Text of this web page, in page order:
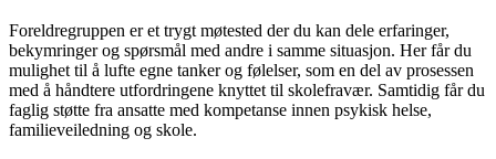
Foreldregruppen er et trygt møtested der du kan dele erfaringer,
bekymringer og spørsmål med andre i samme situasjon. Her får du
mulighet til å lufte egne tanker og følelser, som en del av prosessen
med å håndtere utfordringene knyttet til skolefravær. Samtidig får du
faglig støtte fra ansatte med kompetanse innen psykisk helse,
familieveiledning og skole.